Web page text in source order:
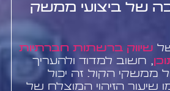
של ביצועי ממשק
שיווק ברשתות חברתיות
, חשוב למדוד ולהעריך
ממשקי הקול. זה יכול
שיעור הזיהוי המוצלח של